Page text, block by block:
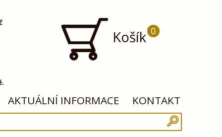
Košík 0
AKTUÁLNÍ INFORMACE KONTAKT